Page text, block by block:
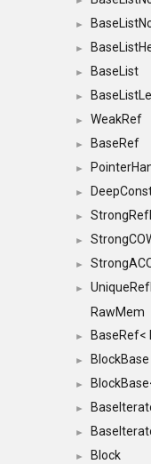
►
►
► BaseList
►
► WeakRef
► BaseRef
►
►
►
►
►
►
RawMem
► BaseRef<
► BlockBase
►
►
►
► Block